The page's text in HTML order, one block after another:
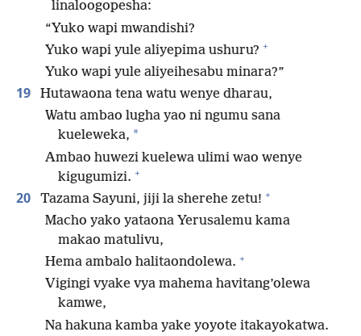
linaloogopesha:
“Yuko wapi mwandishi?
Yuko wapi yule aliyepima ushuru? +
Yuko wapi yule aliyeihesabu minara?”
19
Hutawaona tena watu wenye dharau,
Watu ambao lugha yao ni ngumu sana
kueleweka, *
Ambao huwezi kuelewa ulimi wao wenye
kigugumizi. +
20 Tazama Sayuni, jiji la sherehe zetu! +
Macho yako yataona Yerusalemu kama
makao matulivu,
Hema ambalo halitaondolewa. +
Vigingi vyake vya mahema havitang’olewa
kamwe,
Na hakuna kamba yake yoyote itakayokatwa.